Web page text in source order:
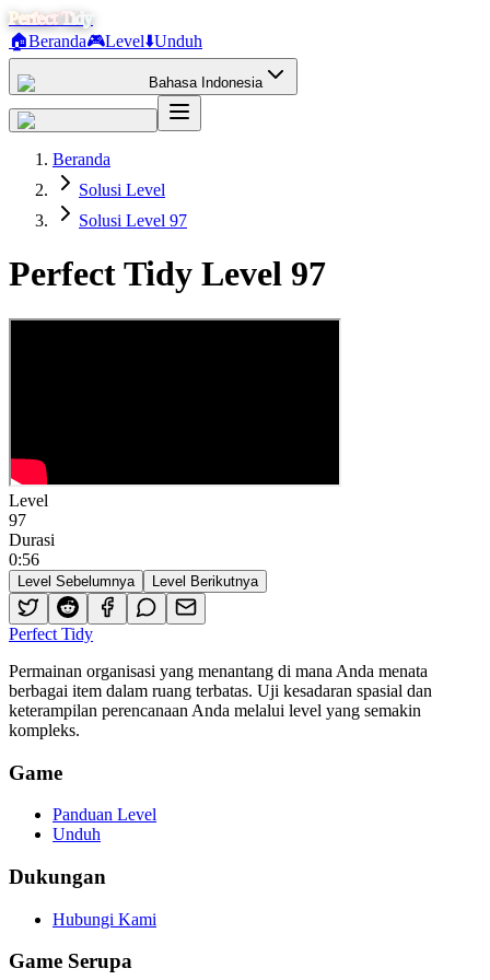
Perfect Tidy
🏠Beranda🎮Level⬇️Unduh
Bahasa Indonesia
Beranda
Solusi Level
Solusi Level 97
Perfect Tidy Level 97
Level
97
Durasi
0:56
Level Sebelumnya Level Berikutnya
Perfect Tidy
Permainan organisasi yang menantang di mana Anda menata
berbagai item dalam ruang terbatas. Uji kesadaran spasial dan
keterampilan perencanaan Anda melalui level yang semakin
kompleks.
Game
Panduan Level
Unduh
Dukungan
Hubungi Kami
Game Serupa